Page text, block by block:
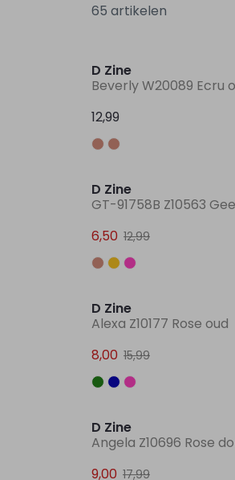
65 artikelen
D Zine
Beverly W20089 Ecru
12,99
D Zine
GT-91758B Z10563
6,50 12,99
D Zine
Alexa Z10177 Rose oud
8,00 15,99
D Zine
Angela Z10696 Rose
9,00 17,99